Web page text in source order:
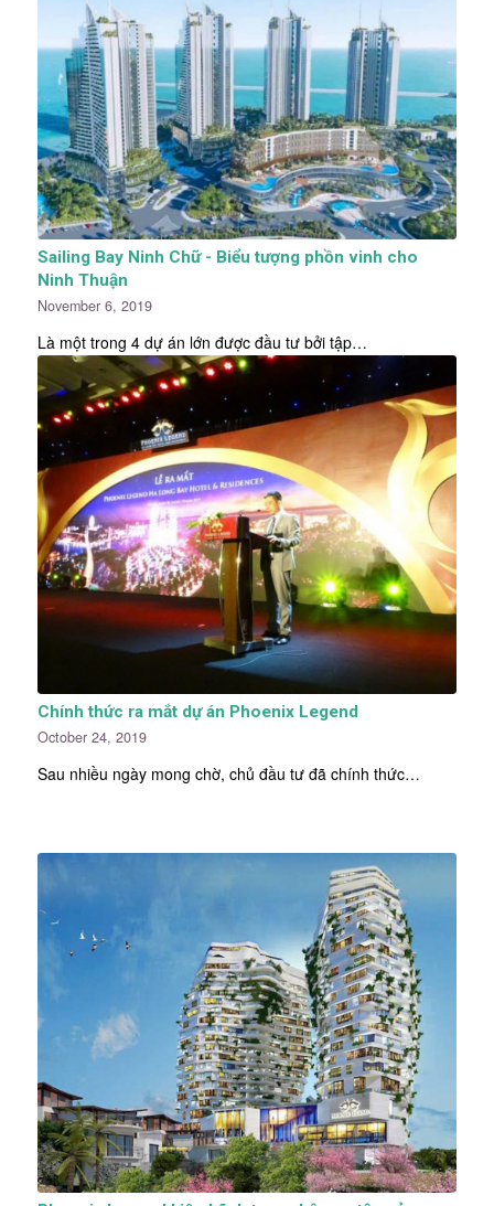
Sailing Bay Ninh Chữ - Biểu tượng phồn vinh cho
Ninh Thuận
November 6, 2019
Là một trong 4 dự án lớn được đầu tư bởi tập…
Chính thức ra mắt dự án Phoenix Legend
October 24, 2019
Sau nhiều ngày mong chờ, chủ đầu tư đã chính thức…